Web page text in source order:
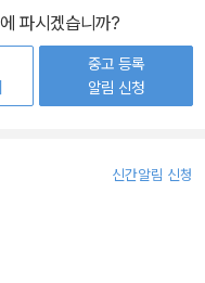
파시겠습니까?
중고 등록
알림 신청
신간알림 신청